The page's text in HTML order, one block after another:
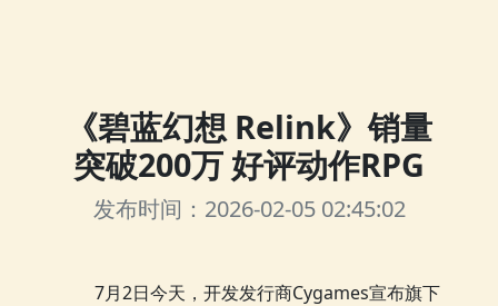
《碧蓝幻想 Relink》销量
突破200万 好评动作RPG
发布时间：2026-02-05 02:45:02
7月2日今天，开发发行商Cygames宣布旗下